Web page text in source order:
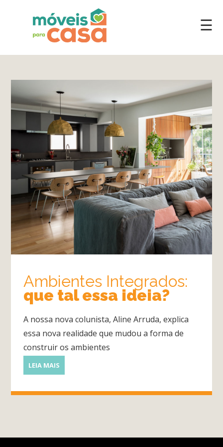
Móveis
por
Ambiente
Escritório
Lavanderia
Quarto
Móvel
Novidades
Móveis
Contato
☰
Ambientes Integrados:
que tal essa ideia?
A nossa nova colunista, Aline Arruda, explica
essa nova realidade que mudou a forma de
construir os ambientes
LEIA MAIS